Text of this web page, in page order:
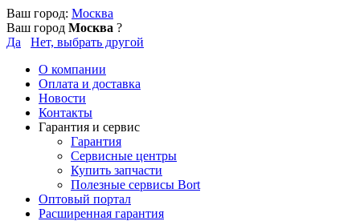
Ваш город: Москва
Ваш город Москва ?
Да
Нет, выбрать другой
О компании
Оплата и доставка
Новости
Контакты
Гарантия и сервис
Гарантия
Сервисные центры
Купить запчасти
Полезные сервисы Bort
Оптовый портал
Расширенная гарантия